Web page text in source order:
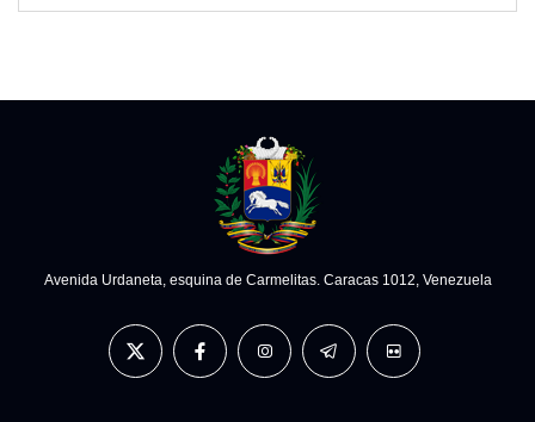
Avenida Urdaneta, esquina de Carmelitas. Caracas 1012, Venezuela